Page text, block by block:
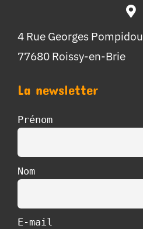
4 Rue Georges Pompidou
77680 Roissy-en-Brie
La newsletter
Prénom
Nom
E-mail